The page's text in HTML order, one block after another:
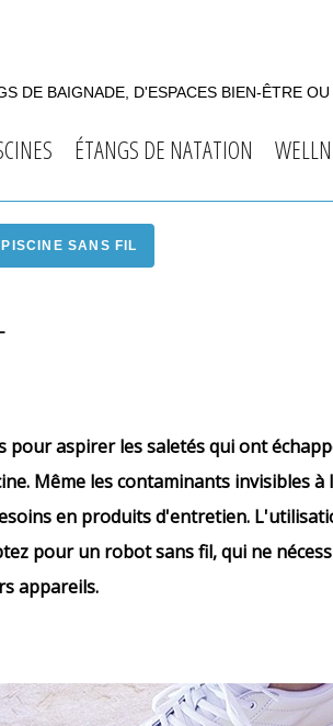
DE BAIGNADE, D'ESPACES BIEN-ÊTRE
ÉTANGS DE NATATION
SANS FIL
pour aspirer les saletés qui ont
Même les contaminants invisibles
en produits d'entretien.
pour un robot sans fil, qui ne
appareils.